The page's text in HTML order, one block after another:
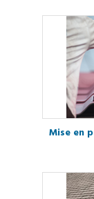
Mise en